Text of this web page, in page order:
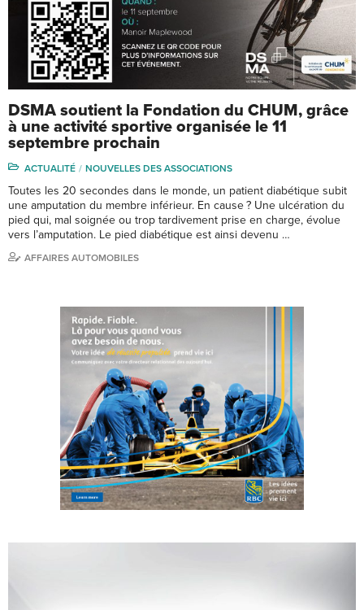
DSMA soutient la Fondation du CHUM, grâce
à une activité sportive organisée le 11
septembre prochain
ACTUALITÉ NOUVELLES DES ASSOCIATIONS
Toutes les 20 secondes dans le monde, un patient diabétique subit
une amputation du membre inférieur. En cause ? Une ulcération du
pied qui, mal soignée ou trop tardivement prise en charge, évolue
vers l’amputation. Le pied diabétique est ainsi devenu …
AFFAIRES AUTOMOBILES